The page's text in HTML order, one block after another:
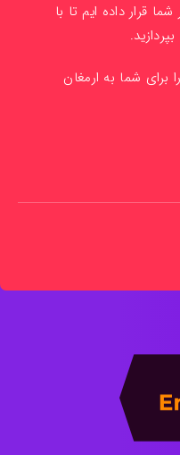
قرار داده ایم تا با
برای شما به ارمغان